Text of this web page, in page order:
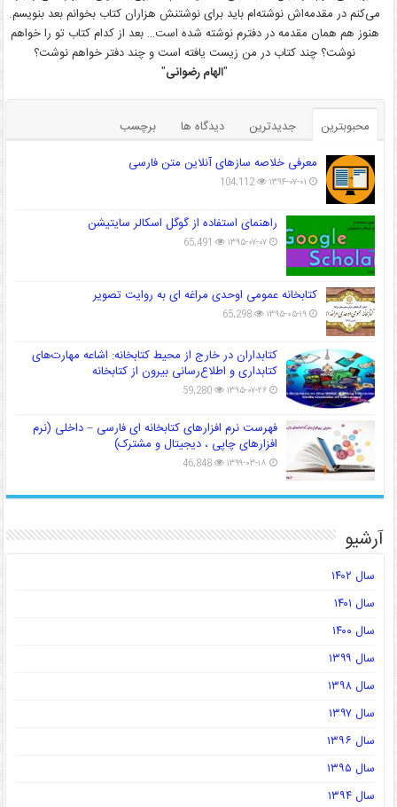
می‌کنم در مقدمه‌اش نوشته‌ام باید برای نوشتنش هزاران کتاب بخوانم بعد بنویسم.
هنوز هم همان مقدمه در دفترم نوشته شده است… بعد از کدام کتاب تو را خواهم
نوشت؟ چند کتاب در من زیست یافته است و چند دفتر خواهم نوشت؟
"الهام رضوانی"
محبوبترین جدیدترین دیدگاه ها
برچسب
معرفی خلاصه سازهای آنلاین متن فارسی
۱۳۹۴-۰۷-۰۱ 104,112
راهنمای استفاده از گوگل اسکالر سایتیشن
۱۳۹۵-۰۷-۰۷ 65,491
کتابخانه عمومی اوحدی مراغه ای به روایت تصویر
۱۳۹۵-۰۵-۱۹ 65,298
کتابداران در خارج از محیط کتابخانه: اشاعه مهارت‌های
کتابداری و اطلاع‌رسانی بیرون از کتابخانه
۱۳۹۵-۰۷-۲۶ 59,280
فهرست نرم افزارهای کتابخانه ای فارسی – داخلی (نرم
افزارهای چاپی ، دیجیتال و مشترک)
۱۳۹۹-۰۳-۱۸ 46,848
آرشیو
سال ۱۴۰۲
سال ۱۴۰۱
سال ۱۴۰۰
سال ۱۳۹۹
سال ۱۳۹۸
سال ۱۳۹۷
سال ۱۳۹۶
سال ۱۳۹۵
سال ۱۳۹۴